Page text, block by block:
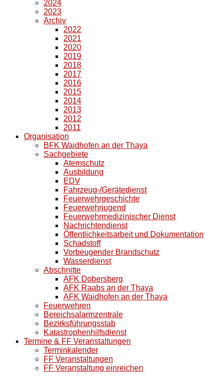
2024
2023
Archiv
2022
2021
2020
2019
2018
2017
2016
2015
2014
2013
2012
2011
Organisation
BFK Waidhofen an der Thaya
Sachgebiete
Atemschutz
Ausbildung
EDV
Fahrzeug-/Gerätedienst
Feuerwehrgeschichte
Feuerwehrjugend
Feuerwehrmedizinischer Dienst
Nachrichtendienst
Öffentlichkeitsarbeit und Dokumentation
Schadstoff
Vorbeugender Brandschutz
Wasserdienst
Abschnitte
AFK Dobersberg
AFK Raabs an der Thaya
AFK Waidhofen an der Thaya
Feuerwehren
Bereichsalarmzentrale
Bezirksführungsstab
Katastrophenhilfsdienst
Termine & FF Veranstaltungen
Terminkalender
FF Veranstaltungen
FF Veranstaltung einreichen